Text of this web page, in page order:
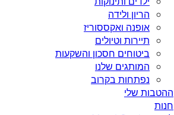
הריון ולידה
אופנה ואקססוריז
תיירות וטיולים
ביטוחים חסכון והשקעות
המותגים שלנו
נפתחות בקרוב
ההטבות שלי
חנות